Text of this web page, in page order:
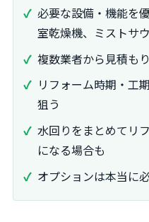
必要な設備・機能を
室乾燥機、ミストサウ
複数業者から見積も
リフォーム時期・工
狙う
水回りをまとめてリ
になる場合も
オプションは本当に